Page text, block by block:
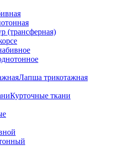
(трансферная)
Лапша трикотажная
Курточные ткани